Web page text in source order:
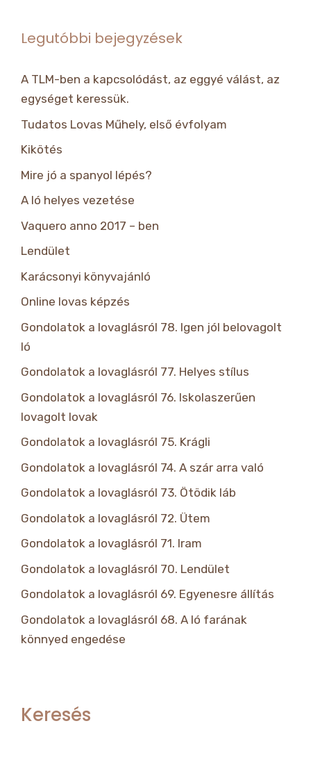
Legutóbbi bejegyzések
A TLM-ben a kapcsolódást, az eggyé válást, az
egységet keressük.
Tudatos Lovas Műhely, első évfolyam
Kikötés
Mire jó a spanyol lépés?
A ló helyes vezetése
Vaquero anno 2017 – ben
Lendület
Karácsonyi könyvajánló
Online lovas képzés
Gondolatok a lovaglásról 78. Igen jól belovagolt
ló
Gondolatok a lovaglásról 77. Helyes stílus
Gondolatok a lovaglásról 76. Iskolaszerűen
lovagolt lovak
Gondolatok a lovaglásról 75. Krágli
Gondolatok a lovaglásról 74. A szár arra való
Gondolatok a lovaglásról 73. Ötödik láb
Gondolatok a lovaglásról 72. Ütem
Gondolatok a lovaglásról 71. Iram
Gondolatok a lovaglásról 70. Lendület
Gondolatok a lovaglásról 69. Egyenesre állítás
Gondolatok a lovaglásról 68. A ló farának
könnyed engedése
Keresés